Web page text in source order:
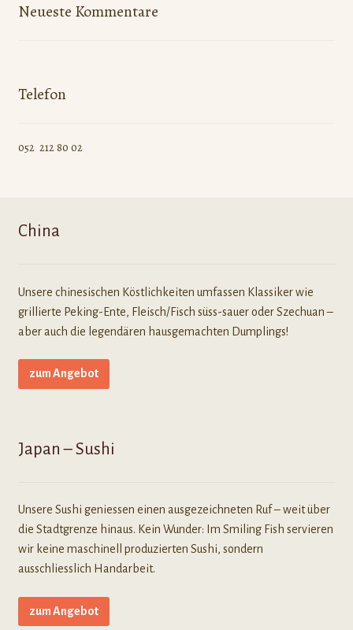
Neueste Kommentare
Telefon
052 212 80 02
China
Unsere chinesischen Köstlichkeiten umfassen Klassiker wie
grillierte Peking-Ente, Fleisch/Fisch süss-sauer oder Szechuan –
aber auch die legendären hausgemachten Dumplings!
zum Angebot
Japan – Sushi
Unsere Sushi geniessen einen ausgezeichneten Ruf – weit über
die Stadtgrenze hinaus. Kein Wunder: Im Smiling Fish servieren
wir keine maschinell produzierten Sushi, sondern
ausschliesslich Handarbeit.
zum Angebot